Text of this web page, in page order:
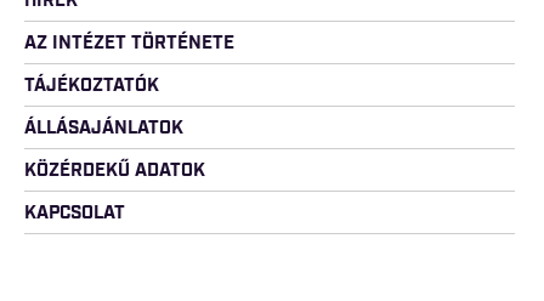
AZ INTÉZET TÖRTÉNETE
TÁJÉKOZTATÓK
ÁLLÁSAJÁNLATOK
KÖZÉRDEKŰ ADATOK
KAPCSOLAT